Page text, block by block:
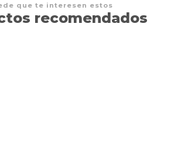
que te interesen estos
recomendados